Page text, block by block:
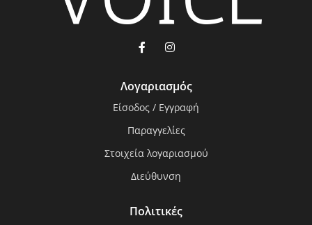
Λογαριασμός
Είσοδος / Εγγραφή
Παραγγελίες
Στοιχεία λογαριασμού
Διεύθυνση
Πολιτικές